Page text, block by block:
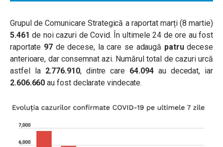
Grupul de Comunicare Strategică a raportat marți (8 martie)
5.461de noi cazuri de Covid. În ultimele 24 de ore au fost
raportate 97 de decese, la care se adaugă patrudecese
anterioare, dar consemnat azi. Numărul total de cazuri urcă
astfel la2.776.910, dintre care 64.094 au decedat, iar
2.606.660 au fost declarate vindecate.